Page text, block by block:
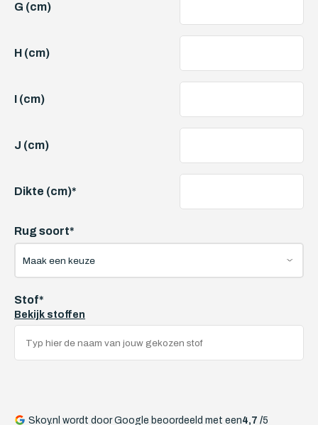
G (cm)
H (cm)
I (cm)
J (cm)
Dikte (cm)*
Rug soort*
Stof*
Bekijk stoffen
Skoy.nl wordt door Google beoordeeld met een4,7 /5